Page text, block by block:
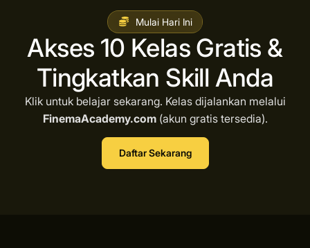
Mulai Hari Ini
Akses 10 Kelas Gratis &
Tingkatkan Skill Anda
Klik untuk belajar sekarang. Kelas dijalankan melalui
FinemaAcademy.com(akun gratis tersedia).
Daftar Sekarang